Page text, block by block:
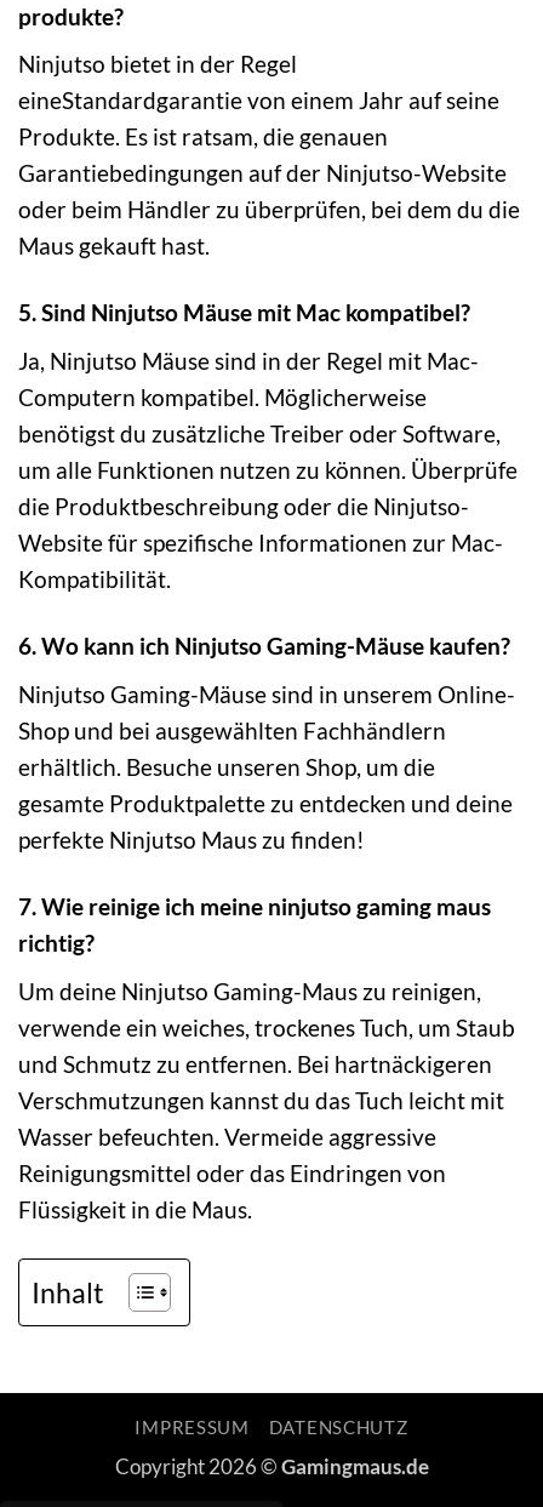
produkte?
Ninjutso bietet in der Regel
eineStandardgarantie von einem Jahr auf seine
Produkte. Es ist ratsam, die genauen
Garantiebedingungen auf der Ninjutso-Website
oder beim Händler zu überprüfen, bei dem du die
Maus gekauft hast.
5. Sind Ninjutso Mäuse mit Mac kompatibel?
Ja, Ninjutso Mäuse sind in der Regel mit Mac-
Computern kompatibel. Möglicherweise
benötigst du zusätzliche Treiber oder Software,
um alle Funktionen nutzen zu können. Überprüfe
die Produktbeschreibung oder die Ninjutso-
Website für spezifische Informationen zur Mac-
Kompatibilität.
6. Wo kann ich Ninjutso Gaming-Mäuse kaufen?
Ninjutso Gaming-Mäuse sind in unserem Online-
Shop und bei ausgewählten Fachhändlern
erhältlich. Besuche unseren Shop, um die
gesamte Produktpalette zu entdecken und deine
perfekte Ninjutso Maus zu finden!
7. Wie reinige ich meine ninjutso gaming maus
richtig?
Um deine Ninjutso Gaming-Maus zu reinigen,
verwende ein weiches, trockenes Tuch, um Staub
und Schmutz zu entfernen. Bei hartnäckigeren
Verschmutzungen kannst du das Tuch leicht mit
Wasser befeuchten. Vermeide aggressive
Reinigungsmittel oder das Eindringen von
Flüssigkeit in die Maus.
Inhalt
IMPRESSUM DATENSCHUTZ
Copyright 2026 ©Gamingmaus.de